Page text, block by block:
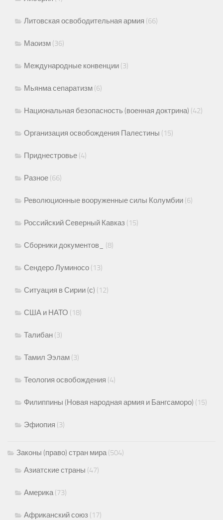
Литовская освободительная армия (66)
Маоизм (36)
Международные конвенции (3)
Мьянма сепаратизм (6)
Национальная безопасность (военная доктрина) (42)
Организация освобождения Палестины (15)
Приднестровье (4)
Разное (66)
Революционные вооруженные силы Колумбии (6)
Российский Северный Кавказ (15)
Сборники документов_ (8)
Сендеро Луминосо (13)
Ситуация в Сирии (с) (12)
США и НАТО (18)
Талибан (3)
Тамил Ээлам (3)
Теология освобождения (4)
Филиппины (Новая народная армия и Бангсаморо) (15)
Эфиопия (3)
Законы (право) стран мира(504)
Азиатские страны (47)
Америка(73)
Африканский союз (17)